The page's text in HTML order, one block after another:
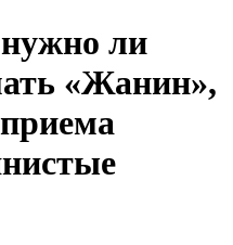
ли
«Жанин»,